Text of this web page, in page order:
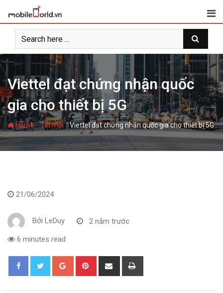
t
o
c
o
n
t
e
n
t
Viettel đạt chứng nhận quốc
gia cho thiết bị 5G
Home-Tin mới-Viettel đạt chứng nhận quốc gia cho thiết bị 5G
21/06/2024
Bởi LeDuy 2 năm trước
6 minutes read
o
i
h
r